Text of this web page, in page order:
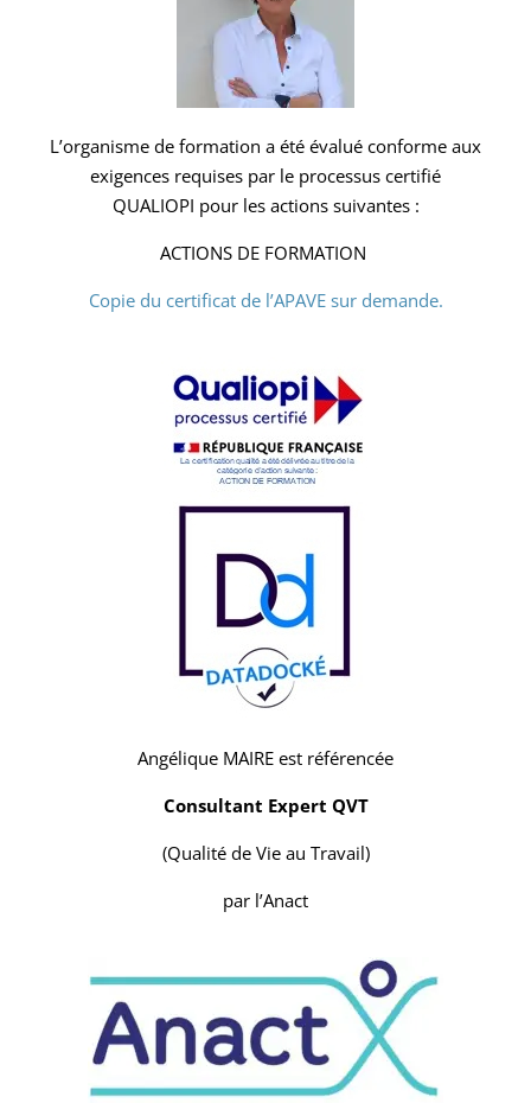
L’organisme de formation a été évalué conforme aux
exigences requises par le processus certifié
QUALIOPI pour les actions suivantes :
ACTIONS DE FORMATION
Copie du certificat de l’APAVE sur demande.
Angélique MAIRE est référencée
Consultant Expert QVT
(Qualité de Vie au Travail)
par l’Anact